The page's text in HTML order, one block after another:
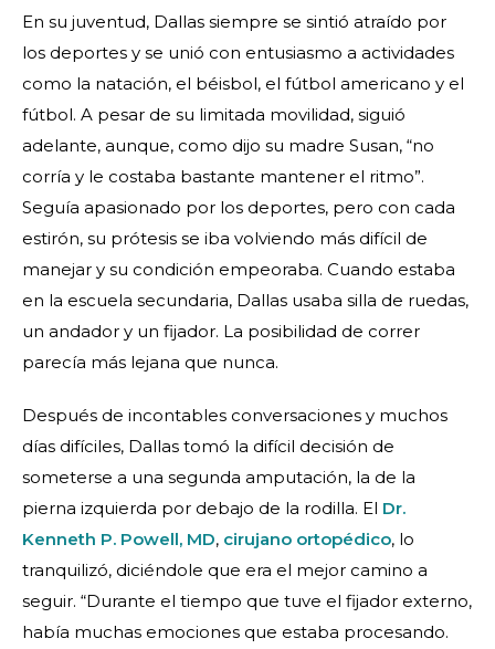
En su juventud, Dallas siempre se sintió atraído por
los deportes y se unió con entusiasmo a actividades
como la natación, el béisbol, el fútbol americano y el
fútbol. A pesar de su limitada movilidad, siguió
adelante, aunque, como dijo su madre Susan, “no
corría y le costaba bastante mantener el ritmo”.
Seguía apasionado por los deportes, pero con cada
estirón, su prótesis se iba volviendo más difícil de
manejar y su condición empeoraba. Cuando estaba
en la escuela secundaria, Dallas usaba silla de ruedas,
un andador y un fijador. La posibilidad de correr
parecía más lejana que nunca.
Después de incontables conversaciones y muchos
días difíciles, Dallas tomó la difícil decisión de
someterse a una segunda amputación, la de la
pierna izquierda por debajo de la rodilla. El Dr.
Kenneth P. Powell, MD, cirujano ortopédico, lo
tranquilizó, diciéndole que era el mejor camino a
seguir. “Durante el tiempo que tuve el fijador externo,
había muchas emociones que estaba procesando.